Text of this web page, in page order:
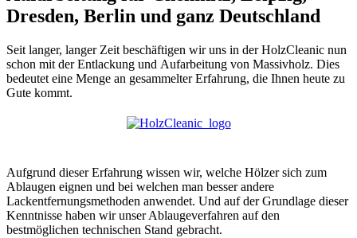
Dresden, Berlin und ganz Deutschland
Seit langer, langer Zeit beschäftigen wir uns in der HolzCleanic nun
schon mit der Entlackung und Aufarbeitung von Massivholz. Dies
bedeutet eine Menge an gesammelter Erfahrung, die Ihnen heute zu
Gute kommt.
Aufgrund dieser Erfahrung wissen wir, welche Hölzer sich zum
Ablaugen eignen und bei welchen man besser andere
Lackentfernungsmethoden anwendet. Und auf der Grundlage dieser
Kenntnisse haben wir unser Ablaugeverfahren auf den
bestmöglichen technischen Stand gebracht.